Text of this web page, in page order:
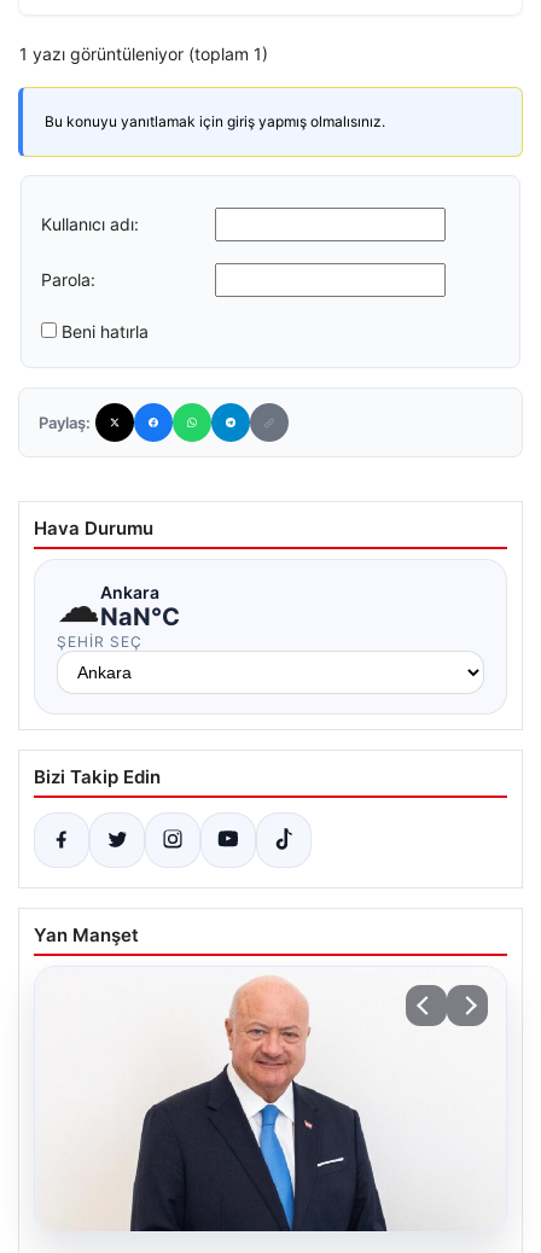
1 yazı görüntüleniyor (toplam 1)
Bu konuyu yanıtlamak için giriş yapmış olmalısınız.
Kullanıcı adı:
Parola:
Beni hatırla
Paylaş:
Hava Durumu
☁Ankara
NaN°C
ŞEHIR SEÇ
Bizi Takip Edin
Yan Manşet